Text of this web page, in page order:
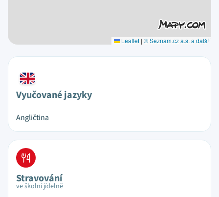
Leaflet | © Seznam.cz a.s. a další
Vyučované jazyky
Angličtina
Stravování
ve školní jídelně